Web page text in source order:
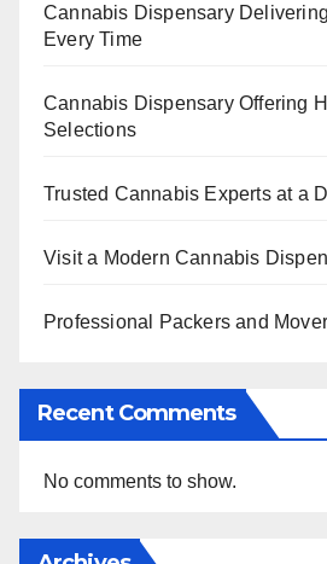
Cannabis Dispensary
Every Time
Cannabis Dispensary Offering
Selections
Trusted Cannabis Experts at a
Visit a Modern Cannabis
Professional Packers and
Recent Comments
No comments to show.